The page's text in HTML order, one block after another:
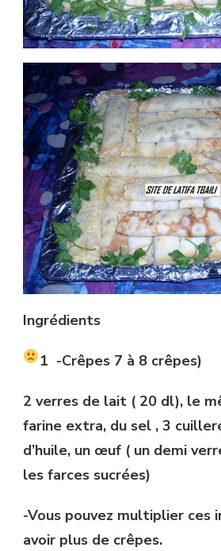
Ingrédients
1 -Crêpes 7 à 8 crêpes)
2 verres de lait ( 20 dl), le
farine extra, du sel , 3
d’huile, un œuf ( un demi
les farces sucrées)
-Vous pouvez multiplier ces
avoir plus de crêpes.